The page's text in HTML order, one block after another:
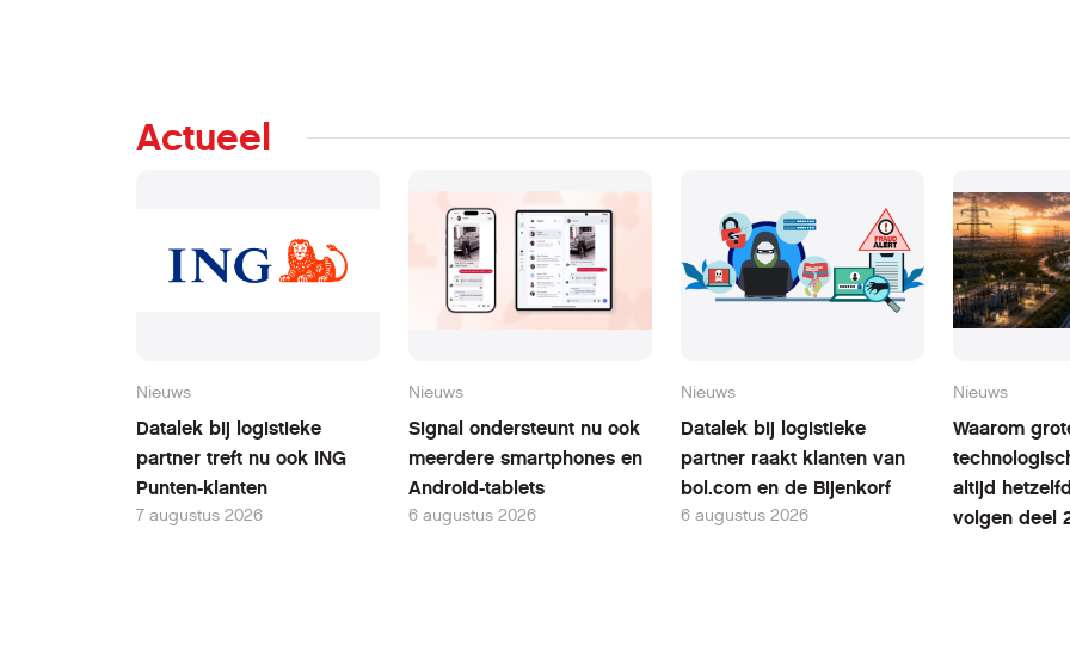
Actueel
Nieuws
Datalek bij logistieke
partner treft nu ook ING
Punten-klanten
7 augustus 2026
Nieuws
Signal ondersteunt nu ook
meerdere smartphones en
Android-tablets
6 augustus 2026
Nieuws
Datalek bij logistieke
partner raakt klanten van
bol.com en de Bijenkorf
6 augustus 2026
Nieuws
Waarom
altijd
volgen deel